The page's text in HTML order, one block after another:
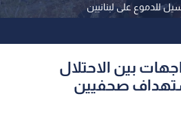
للدموع على لبنانيين
بين الاحتلال
صحفيين